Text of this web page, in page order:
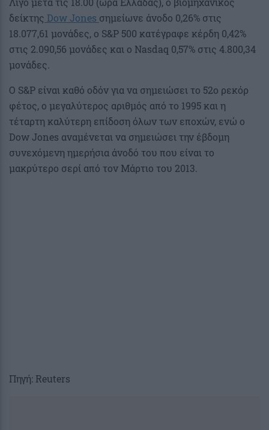
δείκτης Dow Jones σημείωνε άνοδο 0,26% στις
18.077,61 μονάδες, ο S&P 500 κατέγραφε κέρδη 0,42%
στις 2.090,56 μονάδες και ο Nasdaq 0,57% στις 4.800,34
μονάδες.
Ο S&P είναι καθό οδόν για να σημειώσει το 52ο ρεκόρ
φέτος, ο μεγαλύτερος αριθμός από το 1995 και η
τέταρτη καλύτερη επίδοση όλων των εποχών, ενώ ο
Dow Jones αναμένεται να σημειώσει την έβδομη
συνεχόμενη ημερήσια άνοδό του που είναι το
μακρύτερο σερί από τον Μάρτιο του 2013.
Πηγή: Reuters